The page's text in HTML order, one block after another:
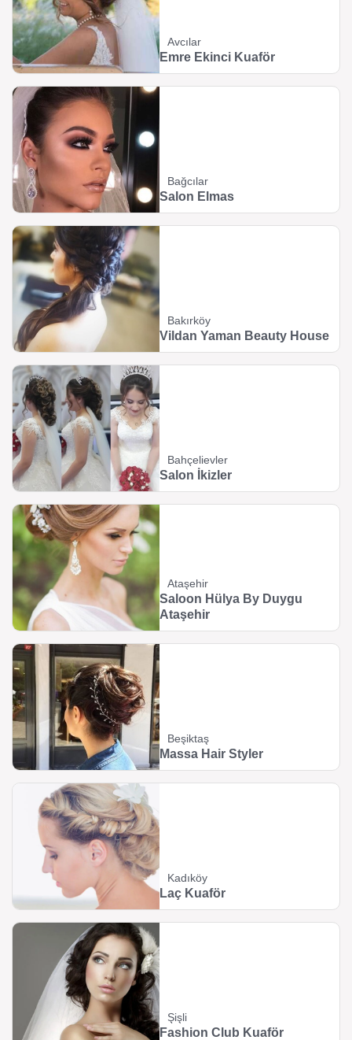
Avcılar
Emre Ekinci Kuaför
Bağcılar
Salon Elmas
Bakırköy
Vildan Yaman Beauty House
Bahçelievler
Salon İkizler
Ataşehir
Saloon Hülya By Duygu
Ataşehir
Beşiktaş
Massa Hair Styler
Kadıköy
Laç Kuaför
Şişli
Fashion Club Kuaför